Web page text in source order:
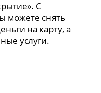
С
можете снять
на карту, а
услуги.